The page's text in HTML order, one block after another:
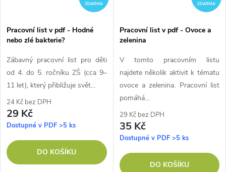
ZDARMA
Pracovní list v pdf - Hodné
nebo zlé bakterie?
Zábavný pracovní list pro děti
od 4. do 5. ročníku ZŠ (cca 9–
11 let), který přibližuje svět…
24 Kč bez DPH
29 Kč
Dostupné v PDF >5 ks
DO KOŠÍKU
ZDARMA
Pracovní list v pdf - Ovoce a
zelenina
V tomto pracovním listu
najdete několik aktivit k tématu
ovoce a zelenina. Pracovní list
pomáhá…
29 Kč bez DPH
35 Kč
Dostupné v PDF >5 ks
DO KOŠÍKU